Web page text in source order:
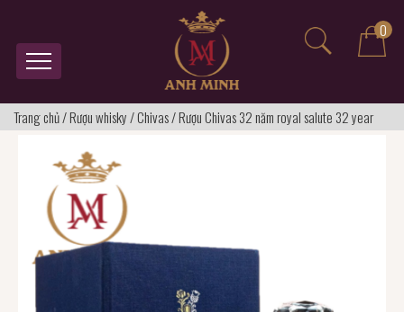
0
Trang chủ/Rượu whisky/Chivas/Rượu Chivas 32 năm royal salute 32 year